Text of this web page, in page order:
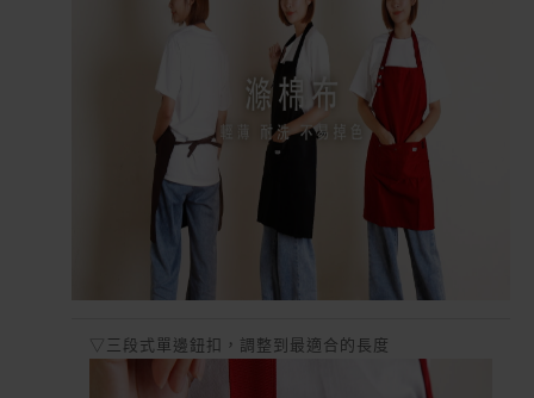
▽三段式單邊鈕扣，調整到最適合的長度